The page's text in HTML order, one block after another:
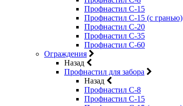
Профнастил С-15
Профнастил С-15 (с гранью)
Профнастил С-20
Профнастил С-35
Профнастил С-60
Ограждения
Назад
Профнастил для забора
Назад
Профнастил С-8
Профнастил С-15